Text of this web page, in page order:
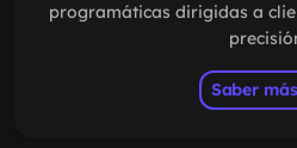
programáticas dirigidas a
Saber más